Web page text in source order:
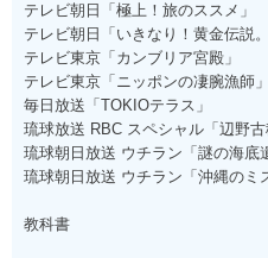
テレビ朝日「極上！旅のススメ」
テレビ朝日「いきなり！黄金伝説。
テレビ東京「カンブリア宮殿」
テレビ東京「ニッポンの凄腕漁師」
毎日放送「TOKIOテラス」
琉球放送 RBC スペシャル「辺野古
琉球朝日放送 ウチラン「謎の海底
琉球朝日放送 ウチラン「沖縄のミ
教科書